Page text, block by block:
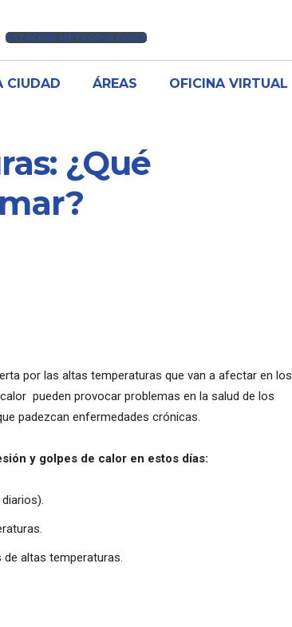
ESTACIÓN METEOROLÓGICA
CIUDAD ÁREAS OFICINA VIRTUAL
¿Qué
por las altas temperaturas que van a afectar en los
pueden provocar problemas en la salud de los
padezcan enfermedades crónicas.
y golpes de calor en estos días:
altas temperaturas.